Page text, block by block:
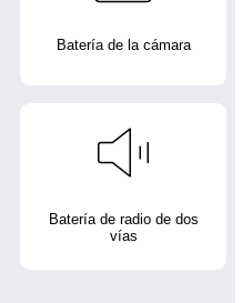
Batería de la cámara
Batería de radio de dos
vías